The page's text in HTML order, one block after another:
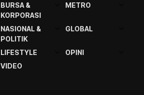
BURSA &
KORPORASI
METRO
NASIONAL &
POLITIK
GLOBAL
LIFESTYLE
OPINI
VIDEO